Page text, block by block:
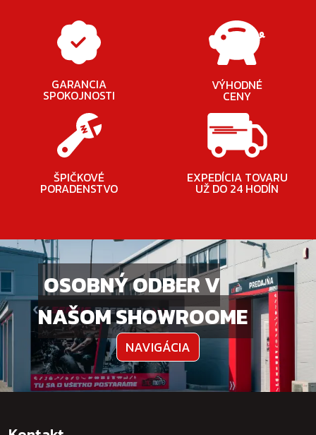
GARANCIA
SPOKOJNOSTI
VÝHODNÉ
CENY
ŠPIČKOVÉ
PORADENSTVO
EXPEDÍCIA TOVARU
UŽ DO 24 HODÍN
OSOBNÝ ODBER V
NAŠOM SHOWROOME
NAVIGÁCIA